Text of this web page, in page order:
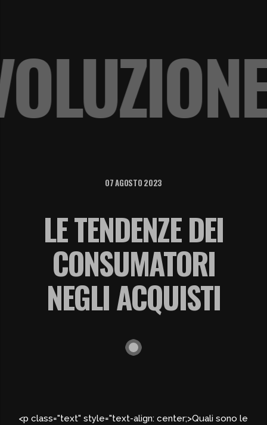
07 AGOSTO 2023
LE TENDENZE DEI
CONSUMATORI
NEGLI ACQUISTI
<p class="text" style="text-align: center;>Quali sono le